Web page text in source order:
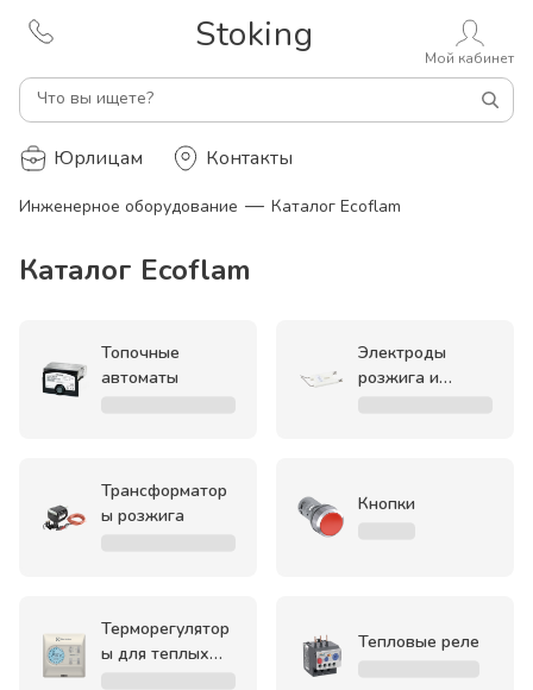
Stoking
Что вы ищете?
Мой кабинет
Юрлицам Контакты
Инженерное оборудование — Каталог Ecoflam
Каталог Ecoflam
Топочные
автоматы
Электроды
розжига и
Трансформатор
ы розжига
Кнопки
Терморегулятор
ы для теплых
Тепловые реле